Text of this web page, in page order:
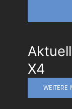
X4
WEITERE